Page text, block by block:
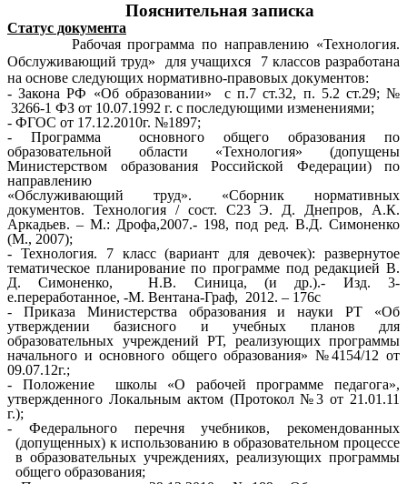
Пояснительная записка
Статус документа
Рабочая программа по направлению «Технология.
Обслуживающий труд» для учащихся 7 классов разработана
на основе следующих нормативно-правовых документов:
- Закона РФ «Об образовании» с п.7 ст.32, п. 5.2 ст.29; №
3266-1 ФЗ от 10.07.1992 г. с последующими изменениями;
- ФГОС от 17.12.2010г. №1897;
- Программа основного общего образования по
образовательной области «Технология» (допущены
Министерством образования Российской Федерации) по
направлению
«Обслуживающий труд». «Сборник нормативных
документов. Технология / сост. С23 Э. Д. Днепров, А.К.
Аркадьев. – М.: Дрофа,2007.- 198, под ред. В.Д. Симоненко
(М., 2007);
- Технология. 7 класс (вариант для девочек): развернутое
тематическое планирование по программе под редакцией В.
Д. Симоненко, Н.В. Синица, (и др.).- Изд. 3-
е.переработанное, -М. Вентана-Граф, 2012. – 176с
- Приказа Министерства образования и науки РТ «Об
утверждении базисного и учебных планов для
образовательных учреждений РТ, реализующих программы
начального и основного общего образования» №4154/12 от
09.07.12г.;
- Положение школы «О рабочей программе педагога»,
утвержденного Локальным актом (Протокол №3 от 21.01.11
г.);
- Федерального перечня учебников, рекомендованных
(допущенных) к использованию в образовательном процессе
в образовательных учреждениях, реализующих программы
общего образования;